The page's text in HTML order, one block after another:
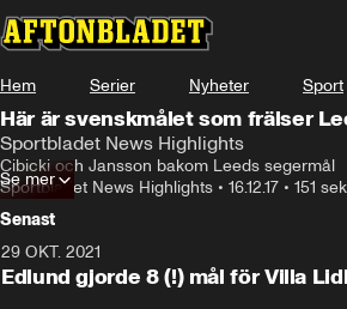
Hem Serier Nyheter Sport
Här är svenskmålet som frälser
Sportbladet News Highlights
Cibicki och Jansson bakom Leeds segermål
Sportbladet News Highlights • 16.12.17 • 151 sek
Se mer
Senast
29 OKT. 2021
Edlund gjorde 8 (!) mål för Villa